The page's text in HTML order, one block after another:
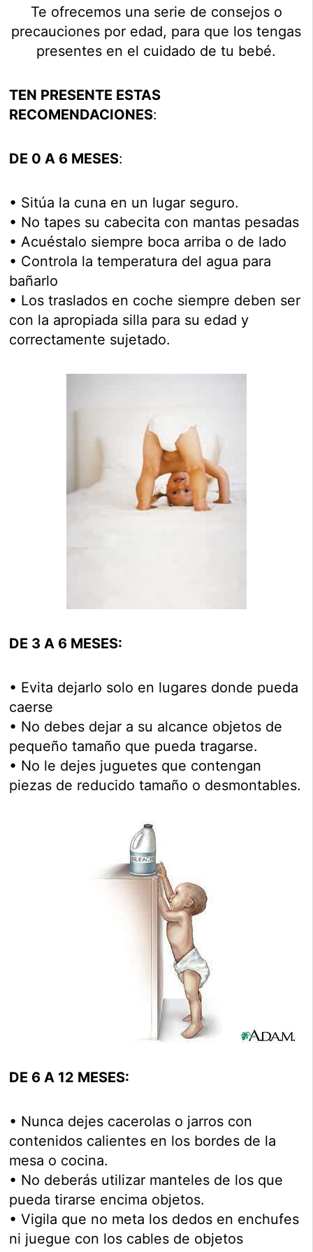
Te ofrecemos una serie de consejos o
precauciones por edad, para que los tengas
presentes en el cuidado de tu bebé.
TEN PRESENTE ESTAS
RECOMENDACIONES:
DE 0 A 6 MESES:
• Sitúa la cuna en un lugar seguro.
• No tapes su cabecita con mantas pesadas
• Acuéstalo siempre boca arriba o de lado
• Controla la temperatura del agua para
bañarlo
• Los traslados en coche siempre deben ser
con la apropiada silla para su edad y
correctamente sujetado.
DE 3 A 6 MESES:
• Evita dejarlo solo en lugares donde pueda
caerse
• No debes dejar a su alcance objetos de
pequeño tamaño que pueda tragarse.
• No le dejes juguetes que contengan
piezas de reducido tamaño o desmontables.
DE 6 A 12 MESES:
• Nunca dejes cacerolas o jarros con
contenidos calientes en los bordes de la
mesa o cocina.
• No deberás utilizar manteles de los que
pueda tirarse encima objetos.
• Vigila que no meta los dedos en enchufes
ni juegue con los cables de objetos